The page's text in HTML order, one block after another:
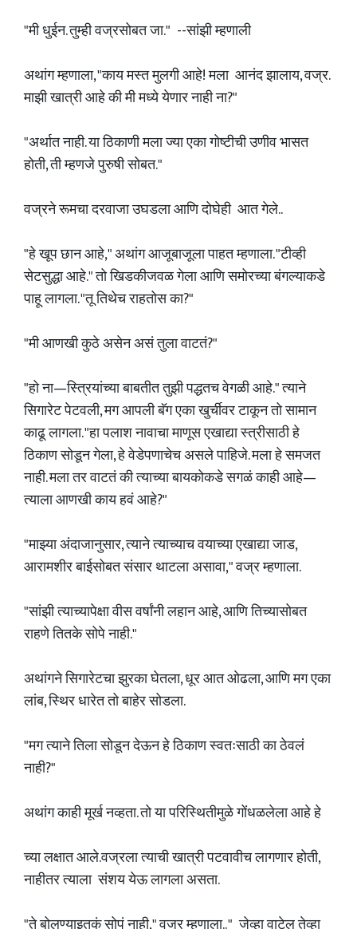
"मी धुईन. तुम्ही वज्रसोबत जा." --सांझी म्हणाली
अथांग म्हणाला, "काय मस्त मुलगी आहे! मला आनंद झालाय, वज्र.
माझी खात्री आहे की मी मध्ये येणार नाही ना?"
"अर्थात नाही. या ठिकाणी मला ज्या एका गोष्टीची उणीव भासत
होती, ती म्हणजे पुरुषी सोबत."
वज्रने रूमचा दरवाजा उघडला आणि दोघेही आत गेले..
"हे खूप छान आहे," अथांग आजूबाजूला पाहत म्हणाला. "टीव्ही
सेटसुद्धा आहे." तो खिडकीजवळ गेला आणि समोरच्या बंगल्याकडे
पाहू लागला. "तू तिथेच राहतोस का?"
"मी आणखी कुठे असेन असं तुला वाटतं?"
"हो ना—स्त्रियांच्या बाबतीत तुझी पद्धतच वेगळी आहे." त्याने
सिगारेट पेटवली, मग आपली बॅग एका खुर्चीवर टाकून तो सामान
काढू लागला. "हा पलाश नावाचा माणूस एखाद्या स्त्रीसाठी हे
ठिकाण सोडून गेला, हे वेडेपणाचेच असले पाहिजे. मला हे समजत
नाही. मला तर वाटतं की त्याच्या बायकोकडे सगळं काही आहे—
त्याला आणखी काय हवं आहे?"
"माझ्या अंदाजानुसार, त्याने त्याच्याच वयाच्या एखाद्या जाड,
आरामशीर बाईसोबत संसार थाटला असावा," वज्र म्हणाला.
"सांझी त्याच्यापेक्षा वीस वर्षांनी लहान आहे, आणि तिच्यासोबत
राहणे तितके सोपे नाही."
अथांगने सिगारेटचा झुरका घेतला, धूर आत ओढला, आणि मग एका
लांब, स्थिर धारेत तो बाहेर सोडला.
"मग त्याने तिला सोडून देऊन हे ठिकाण स्वतःसाठी का ठेवलं
नाही?"
अथांग काही मूर्ख नव्हता. तो या परिस्थितीमुळे गोंधळलेला आहे हे
च्या लक्षात आले.वज्रला त्याची खात्री पटवावीच लागणार होती,
नाहीतर त्याला संशय येऊ लागला असता.